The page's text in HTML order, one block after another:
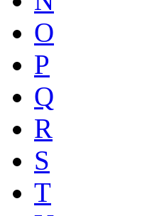
O
P
Q
R
S
T